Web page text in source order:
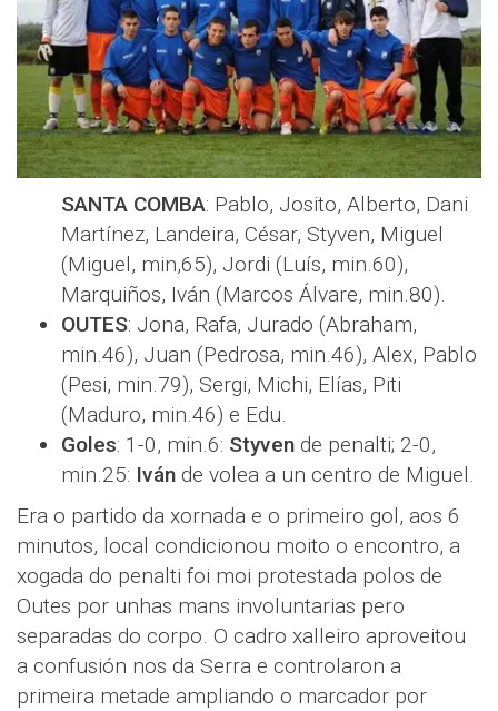
SANTA COMBA: Pablo, Josito, Alberto, Dani
Martínez, Landeira, César, Styven, Miguel
(Miguel, min,65), Jordi (Luís, min.60),
Marquiños, Iván (Marcos Álvare, min.80).
OUTES: Jona, Rafa, Jurado (Abraham,
min.46), Juan (Pedrosa, min.46), Alex, Pablo
(Pesi, min.79), Sergi, Michi, Elías, Piti
(Maduro, min.46) e Edu.
Goles: 1-0, min.6: Styven de penalti; 2-0,
min.25: Iván de volea a un centro de Miguel.
Era o partido da xornada e o primeiro gol, aos 6
minutos, local condicionou moito o encontro, a
xogada do penalti foi moi protestada polos de
Outes por unhas mans involuntarias pero
separadas do corpo. O cadro xalleiro aproveitou
a confusión nos da Serra e controlaron a
primeira metade ampliando o marcador por